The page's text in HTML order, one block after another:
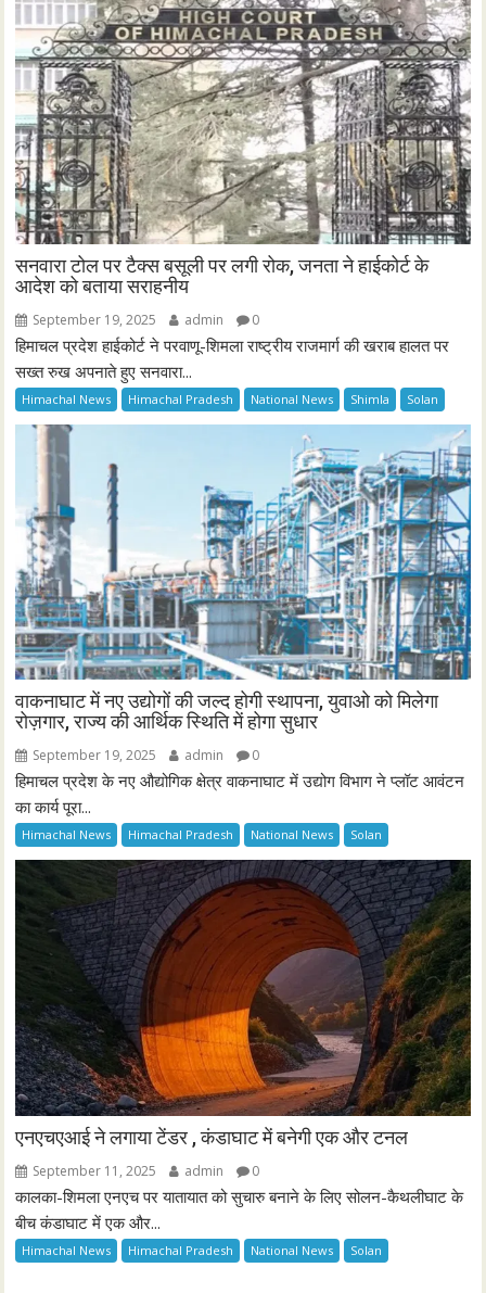
सनवारा टोल पर टैक्स बसूली पर लगी रोक, जनता ने हाईकोर्ट के
आदेश को बताया सराहनीय
September 19, 2025 admin 0
हिमाचल प्रदेश हाईकोर्ट ने परवाणू-शिमला राष्ट्रीय राजमार्ग की खराब हालत पर
सख्त रुख अपनाते हुए सनवारा...
Himachal News Himachal Pradesh National News Shimla Solan
वाकनाघाट में नए उद्योगों की जल्द होगी स्थापना, युवाओ को मिलेगा
रोज़गार, राज्य की आर्थिक स्थिति में होगा सुधार
September 19, 2025 admin 0
हिमाचल प्रदेश के नए औद्योगिक क्षेत्र वाकनाघाट में उद्योग विभाग ने प्लॉट आवंटन
का कार्य पूरा...
Himachal News Himachal Pradesh National News Solan
एनएचएआई ने लगाया टेंडर , कंडाघाट में बनेगी एक और टनल
September 11, 2025 admin 0
कालका-शिमला एनएच पर यातायात को सुचारु बनाने के लिए सोलन-कैथलीघाट के
बीच कंडाघाट में एक और...
Himachal News Himachal Pradesh National News Solan